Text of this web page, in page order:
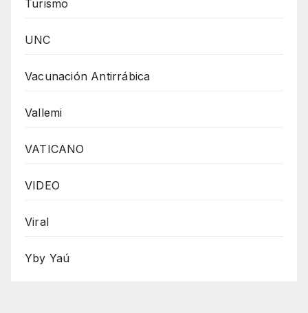
Turismo
UNC
Vacunación Antirrábica
Vallemi
VATICANO
VIDEO
Viral
Yby Yaú